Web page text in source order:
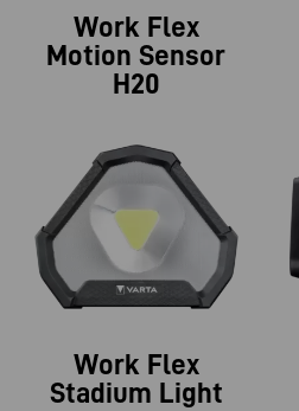
Work Flex
Motion Sensor
H20
Work Flex
Stadium Light